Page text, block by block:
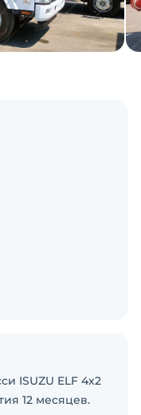
ISUZU ELF 4x2
12 месяцев.